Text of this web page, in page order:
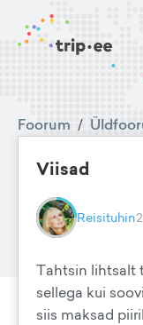
Foorum /
Viisad
Reisituhin
Tahtsin lihtsalt
sellega kui
siis maksad